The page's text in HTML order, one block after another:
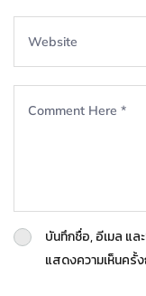
บันทึกชื่อ, อีเมล แล
แสดงความเห็นครั้